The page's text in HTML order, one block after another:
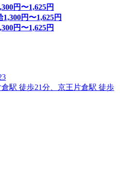
円〜1,625円
1,300円〜1,625円
円〜1,625円
駅 徒歩21分、京王片倉駅 徒歩